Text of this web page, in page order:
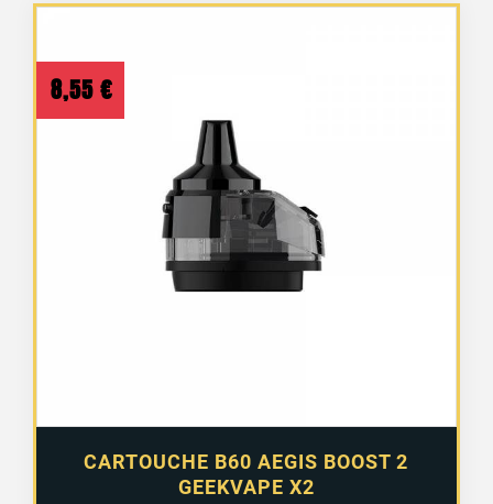
CARTOUCHE B60 AEGIS BOOST 2
GEEKVAPE X2
8,55 €